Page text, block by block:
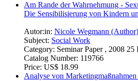
Am Rande der Wahrnehmung -
Die Sensibilisierung von Kindern
Autor:in: Nicole Wegmann (Author)
Subject: Social Work
Category: Seminar Paper , 2008 25
Catalog Number: 119766
Price: US$ 18.99
Analyse von